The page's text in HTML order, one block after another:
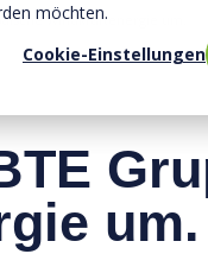
möchten.
Cookie-Einstellungen
Windkraftenergie um.
um.